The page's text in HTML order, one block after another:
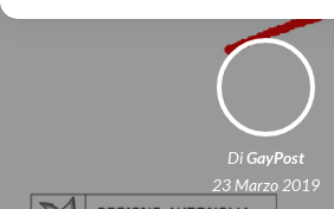
DiGayPost
23 Marzo 2019